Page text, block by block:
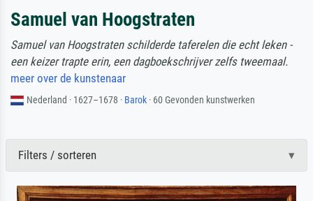
Samuel van Hoogstraten
Samuel van Hoogstraten schilderde taferelen die echt leken -
een keizer trapte erin, een dagboekschrijver zelfs tweemaal.
meer over de kunstenaar
Nederland · 1627–1678 · Barok · 60 Gevonden kunstwerken
Filters / sorteren